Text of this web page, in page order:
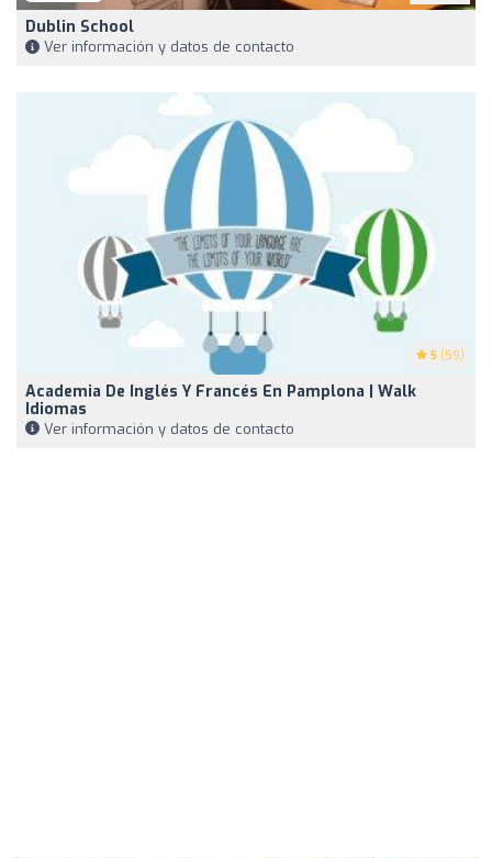
Dublin School
Ver información y datos de contacto
5 (59)
Academia De Inglés Y Francés En Pamplona | Walk
Idiomas
Ver información y datos de contacto